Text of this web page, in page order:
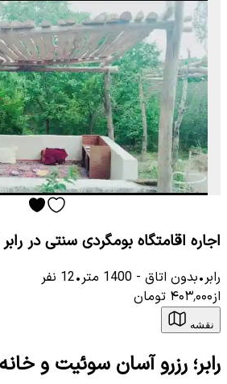
اجاره اقامتگاه بومگردی سنتی در
رابر•بدون اتاق -
1400 متر•
12 نفر
از۴۰۳٬۰۰۰ تومان
نقشه
رابر؛ رزرو آسان سوئیت و